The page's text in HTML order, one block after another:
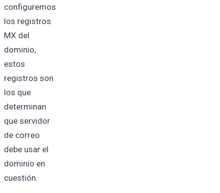
configuremos
los registros
MX del
dominio,
estos
registros son
los que
determinan
que servidor
de correo
debe usar el
dominio en
cuestión.